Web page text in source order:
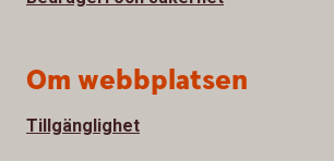
Om webbplatsen
Tillgänglighet